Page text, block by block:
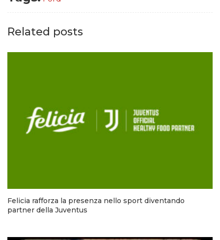
Related posts
Felicia rafforza la presenza nello sport diventando
partner della Juventus